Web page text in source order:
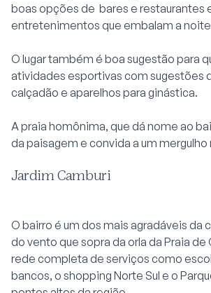
boas opções de bares e restaurantes
entretenimentos que embalam a
O lugar também é boa sugestão para
atividades esportivas com sugestões
calçadão e aparelhos para ginástica.
A praia homônima, que dá nome ao
da paisagem e convida a um
Jardim Camburi
O bairro é um dos mais agradáveis da
do vento que sopra da orla da Praia de
rede completa de serviços como
bancos, o shopping Norte Sul e o